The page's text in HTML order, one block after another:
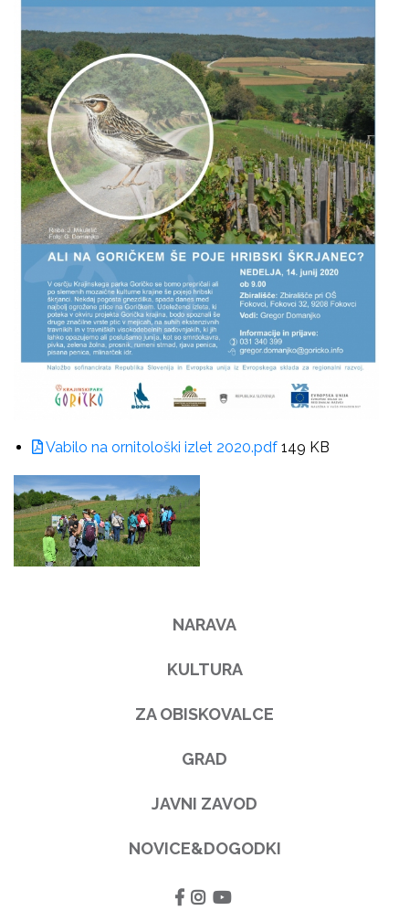
Vabilo na ornitološki izlet 2020.pdf 149 KB
NARAVA
KULTURA
ZA OBISKOVALCE
GRAD
JAVNI ZAVOD
NOVICE&DOGODKI